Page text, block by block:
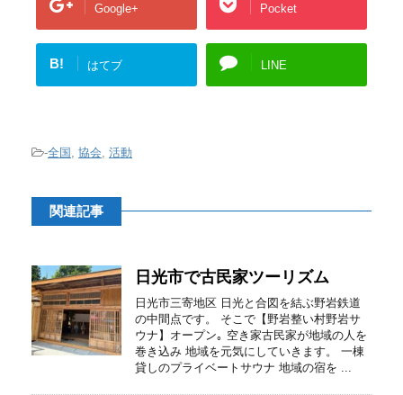
Google+ Pocket
B! はてブ LINE
-全国 , 協会, 活動
関連記事
日光市で古民家ツーリズム
日光市三寄地区 日光と合図を結ぶ野岩鉄道
の中間点です。 そこで【野岩整い村野岩サ
ウナ】オープン｡ 空き家古民家が地域の人を
巻き込み 地域を元気にしていきます。 一棟
貸しのプライベートサウナ 地域の宿を ...